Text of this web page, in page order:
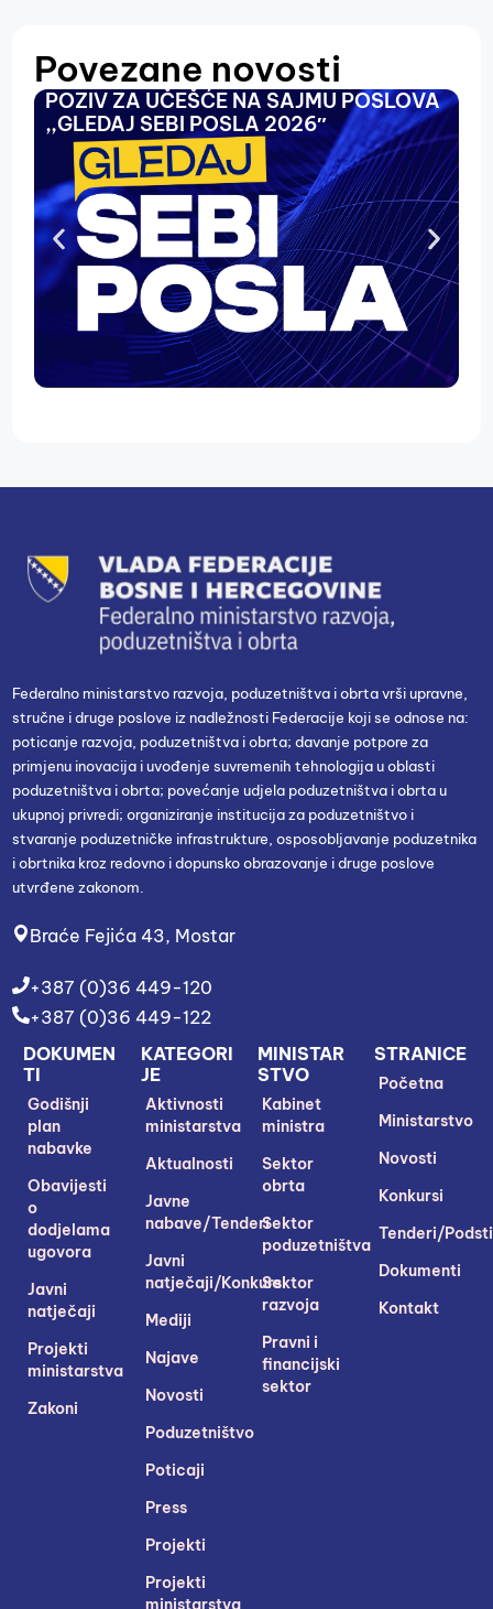
Povezane novosti
POZIV ZA UČEŠĆE NA SAJMU POSLOVA
,,GLEDAJ SEBI POSLA 2026″
Federalno ministarstvo razvoja, poduzetništva i obrta vrši upravne,
stručne i druge poslove iz nadležnosti Federacije koji se odnose na:
poticanje razvoja, poduzetništva i obrta; davanje potpore za
primjenu inovacija i uvođenje suvremenih tehnologija u oblasti
poduzetništva i obrta; povećanje udjela poduzetništva i obrta u
ukupnoj privredi; organiziranje institucija za poduzetništvo i
stvaranje poduzetničke infrastrukture, osposobljavanje poduzetnika
i obrtnika kroz redovno i dopunsko obrazovanje i druge poslove
utvrđene zakonom.
Braće Fejića 43, Mostar
+387 (0)36 449-120
+387 (0)36 449-122
STRANICE
Početna
Ministarstvo
Novosti
Konkursi
Tenderi/
Dokumenti
Kontakt
MINISTAR
STVO
Kabinet
ministra
Sektor
obrta
Sektor
poduzetništva
Sektor
razvoja
Pravni i
financijski
sektor
KATEGORI
JE
Aktivnosti
ministarstva
Aktualnosti
Javne
nabave/Tenderi
Javni
natječaji/Konkursi
Mediji
Najave
Novosti
Poduzetništvo
Poticaji
Press
Projekti
Projekti
ministarstva
DOKUMEN
TI
Godišnji
plan
nabavke
Obavijesti
o
dodjelama
ugovora
Javni
natječaji
Projekti
ministarstva
Zakoni